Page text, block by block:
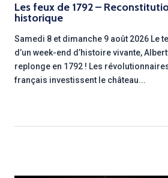
Les feux de 1792 –
historique
Samedi 8 et dimanche 9 août 2026 Le
d’un week-end d’histoire vivante,
replonge en 1792 ! Les
français investissent le château...